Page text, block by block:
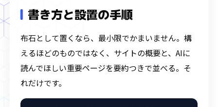
書き方と設置の手順
布石として置くなら、最小限でかまいません。構
えるほどのものではなく、サイトの概要と、AIに
読んでほしい重要ページを要約つきで並べる。そ
れだけです。